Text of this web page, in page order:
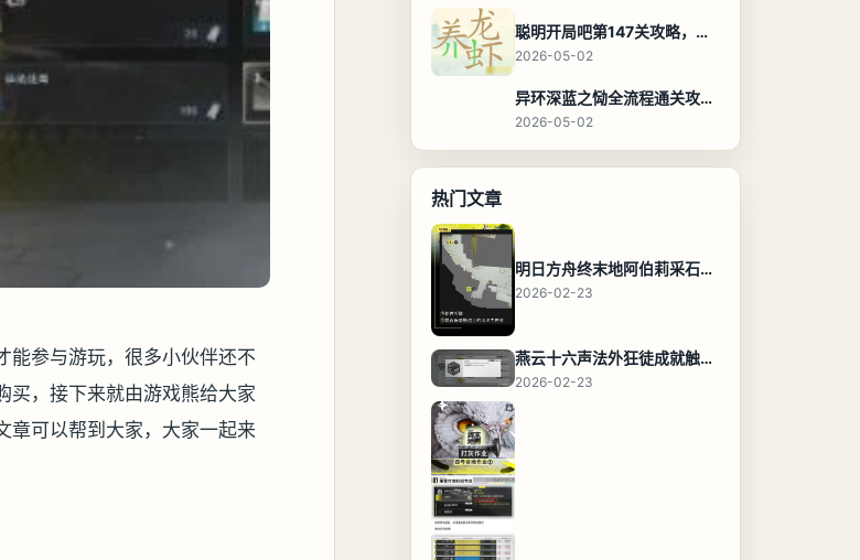
能参与游玩，很多小伙伴还不
买，接下来就由游戏熊给大家
章可以帮到大家，大家一起来
聪明开局吧第147关攻略，养龙虾找出27个常用字通关答案
2026-05-02
异环深蓝之恸全流程通关攻略，教程与隐藏奖励
2026-05-02
热门文章
明日方舟终末地阿伯莉采石场宝箱全收集攻略，全点位分布图与路线
2026-02-23
燕云十六声法外狂徒成就触发条件与通关攻略
2026-02-23